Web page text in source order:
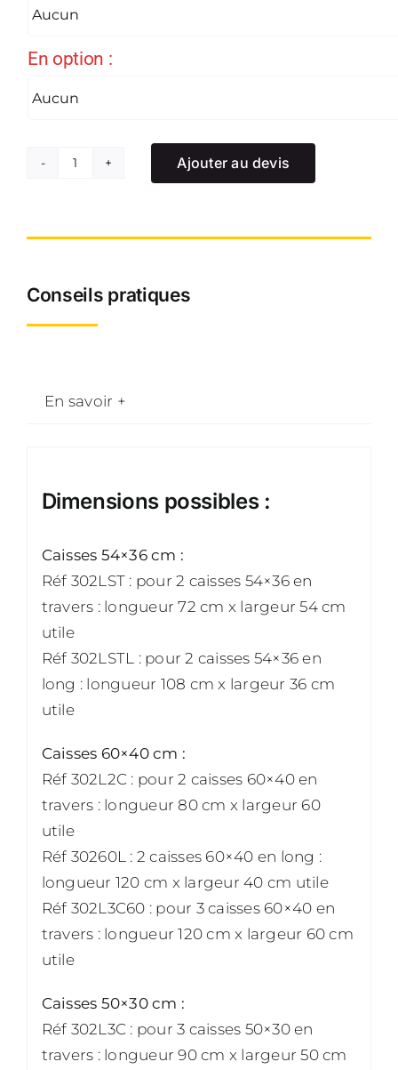
En option :
/
récolte
Ajouter au devis
Conseils pratiques
En savoir +
Dimensions possibles :
Caisses 54×36 cm :
Réf 302LST : pour 2 caisses 54×36 en
travers : longueur 72 cm x largeur 54 cm
utile
Réf 302LSTL : pour 2 caisses 54×36 en
long : longueur 108 cm x largeur 36 cm
utile
Caisses 60×40 cm :
Réf 302L2C : pour 2 caisses 60×40 en
travers : longueur 80 cm x largeur 60
utile
Réf 30260L : 2 caisses 60×40 en long :
longueur 120 cm x largeur 40 cm utile
Réf 302L3C60 : pour 3 caisses 60×40 en
travers : longueur 120 cm x largeur 60 cm
utile
Caisses 50×30 cm :
Réf 302L3C : pour 3 caisses 50×30 en
travers : longueur 90 cm x largeur 50 cm